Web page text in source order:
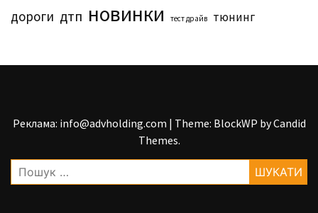
дороги дтп новинки тест драйв тюнинг
Реклама: info@advholding.com | Theme: BlockWP byCandid
Themes.
Пошук: